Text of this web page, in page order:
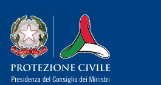
Dipartimento della